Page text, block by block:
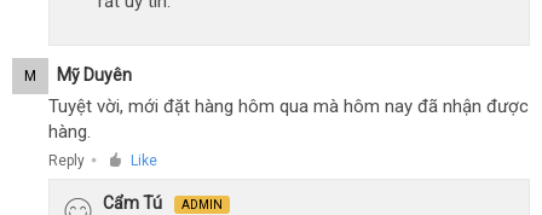
M Mỹ Duyên
Tuyệt vời, mới đặt hàng hôm qua mà hôm nay đã nhận được
hàng.
Reply ● Like
Cẩm Tú ADMIN